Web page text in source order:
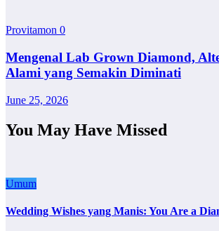
Provitamon 0
Mengenal Lab Grown Diamond,
Alami yang Semakin Diminati
June 25, 2026
You May Have Missed
Umum
Wedding Wishes yang Manis: You Are a